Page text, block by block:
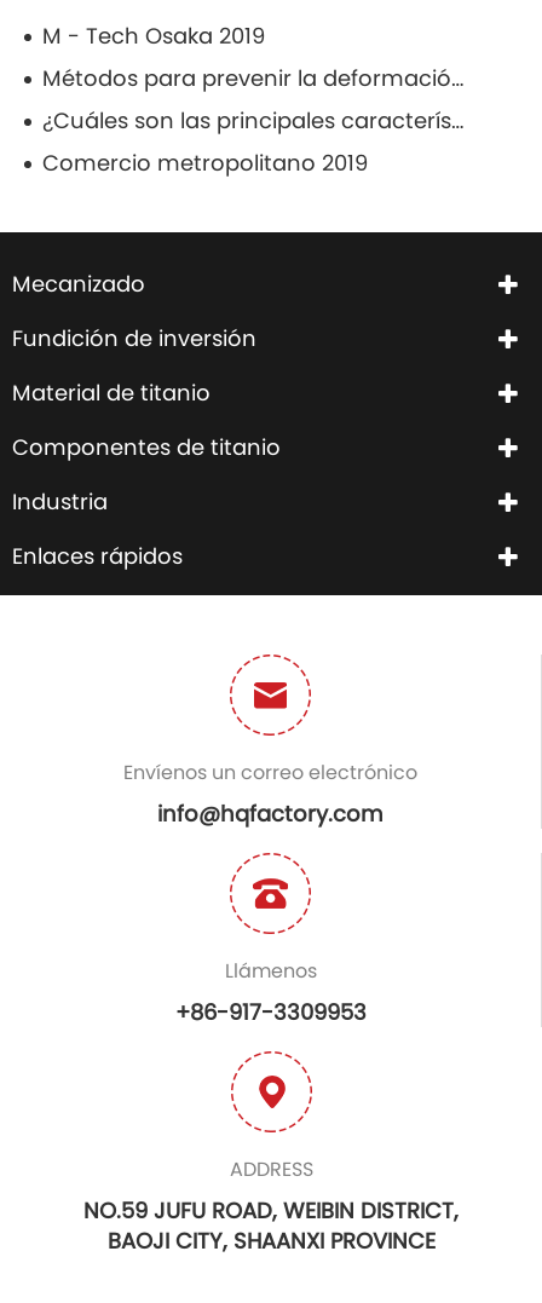
M - Tech Osaka 2019
Métodos para prevenir la deformación de las piezas moldeadas de cobre y las razones de su cepillado
¿Cuáles son las principales características de la EPC?
Comercio metropolitano 2019
Mecanizado
Fundición de inversión
Material de titanio
Componentes de titanio
Industria
Enlaces rápidos
Envíenos un correo electrónico
info@hqfactory.com
Llámenos
+86-917-3309953
ADDRESS
NO.59 JUFU ROAD, WEIBIN DISTRICT,
BAOJI CITY, SHAANXI PROVINCE